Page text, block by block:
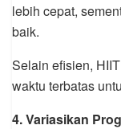
lebih cepat,
baik.
Selain efisien,
waktu terbatas
4. Variasikan